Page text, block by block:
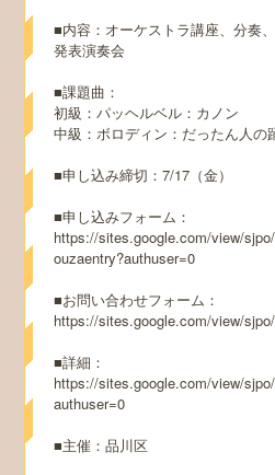
■内容：オーケストラ講座、分奏
発表演奏会
■課題曲：
初級：パッヘルベル：カノン
中級：ボロディン：だったん人の
■申し込み締切：7/17（金）
■申し込みフォーム：
https://sites.google.com/view/
ouzaentry?authuser=0
■お問い合わせフォーム：
https://sites.google.com/view/
■詳細：
https://sites.google.com/view/
authuser=0
■主催：品川区